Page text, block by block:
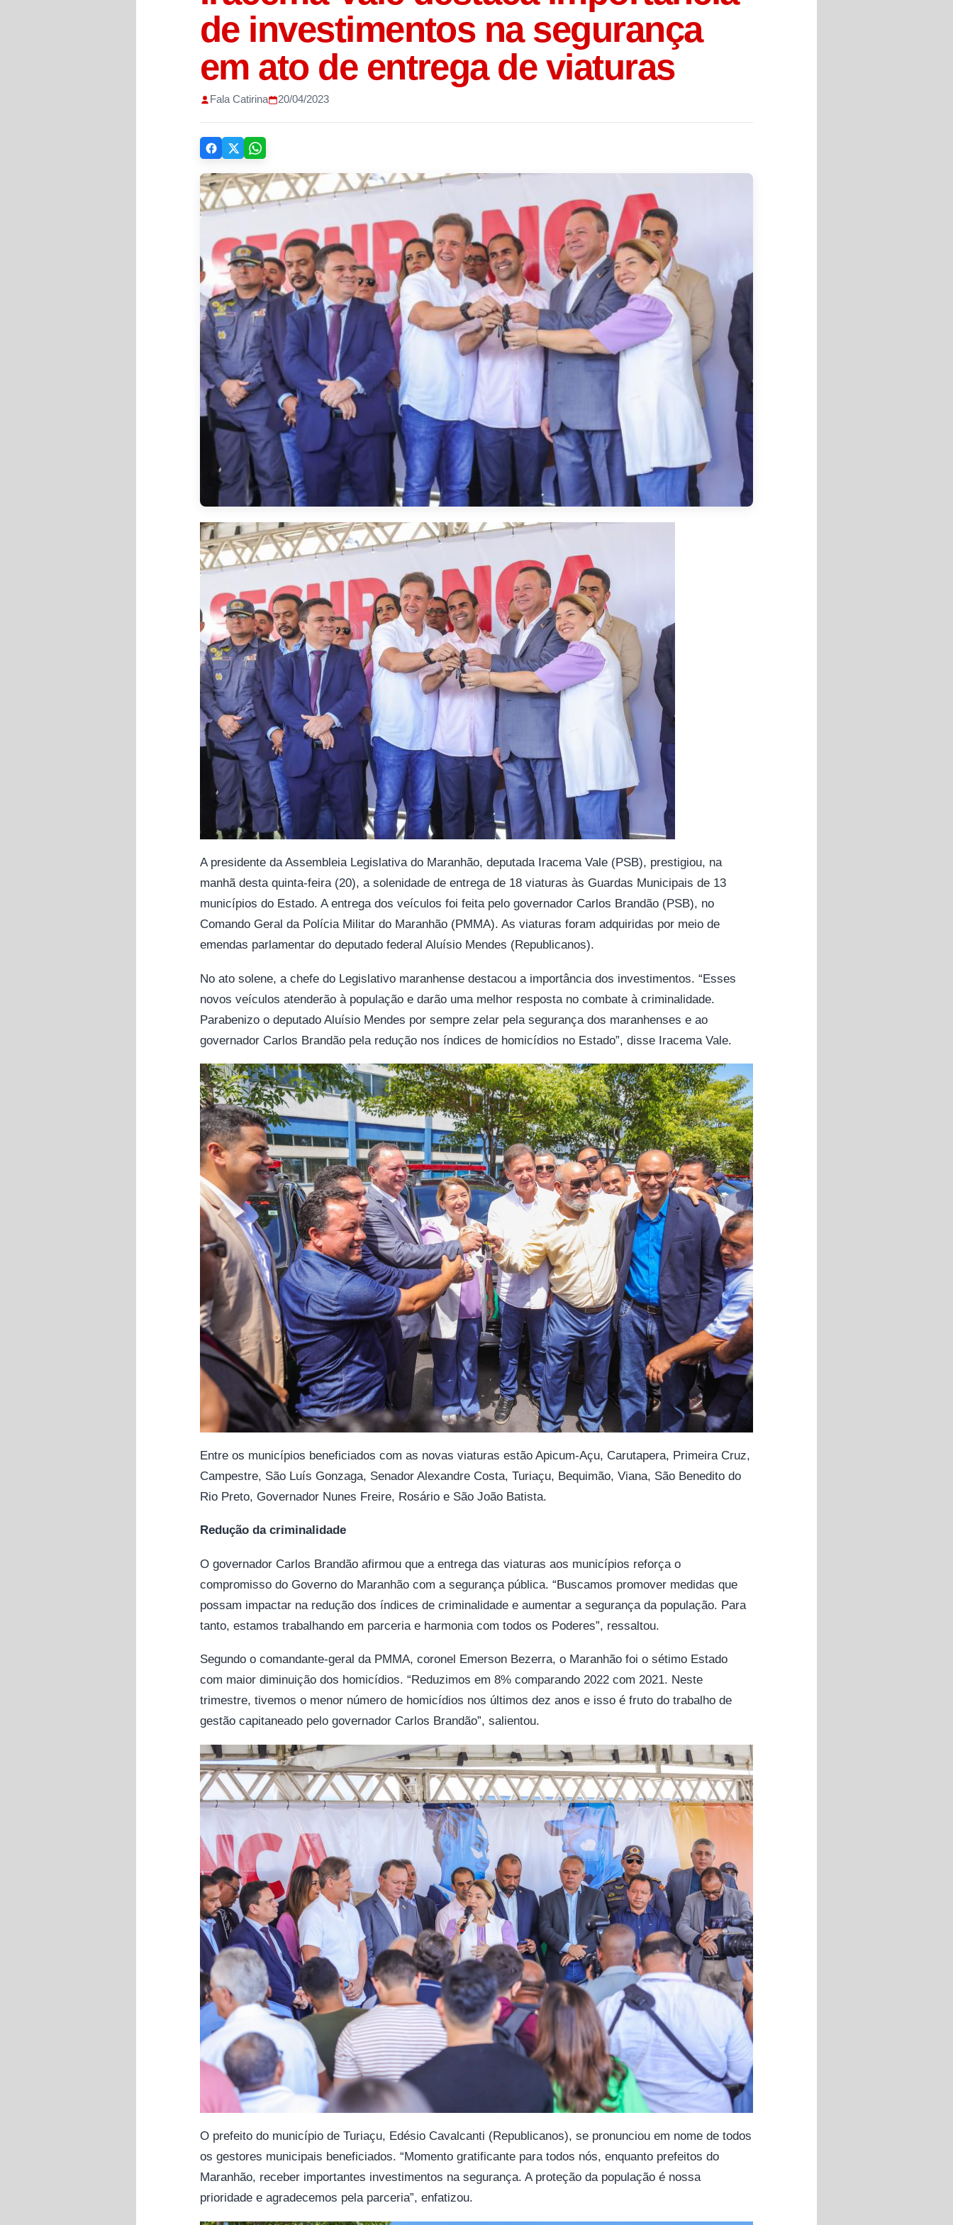
de investimentos na segurança
em ato de entrega de viaturas
Fala Catirina 20/04/2023
A presidente da Assembleia Legislativa do Maranhão, deputada Iracema Vale (PSB), prestigiou, na
manhã desta quinta-feira (20), a solenidade de entrega de 18 viaturas às Guardas Municipais de 13
municípios do Estado. A entrega dos veículos foi feita pelo governador Carlos Brandão (PSB), no
Comando Geral da Polícia Militar do Maranhão (PMMA). As viaturas foram adquiridas por meio de
emendas parlamentar do deputado federal Aluísio Mendes (Republicanos).
No ato solene, a chefe do Legislativo maranhense destacou a importância dos investimentos. “Esses
novos veículos atenderão à população e darão uma melhor resposta no combate à criminalidade.
Parabenizo o deputado Aluísio Mendes por sempre zelar pela segurança dos maranhenses e ao
governador Carlos Brandão pela redução nos índices de homicídios no Estado”, disse Iracema Vale.
Entre os municípios beneficiados com as novas viaturas estão Apicum-Açu, Carutapera, Primeira Cruz,
Campestre, São Luís Gonzaga, Senador Alexandre Costa, Turiaçu, Bequimão, Viana, São Benedito do
Rio Preto, Governador Nunes Freire, Rosário e São João Batista.
Redução da criminalidade
O governador Carlos Brandão afirmou que a entrega das viaturas aos municípios reforça o
compromisso do Governo do Maranhão com a segurança pública. “Buscamos promover medidas que
possam impactar na redução dos índices de criminalidade e aumentar a segurança da população. Para
tanto, estamos trabalhando em parceria e harmonia com todos os Poderes”, ressaltou.
Segundo o comandante-geral da PMMA, coronel Emerson Bezerra, o Maranhão foi o sétimo Estado
com maior diminuição dos homicídios. “Reduzimos em 8% comparando 2022 com 2021. Neste
trimestre, tivemos o menor número de homicídios nos últimos dez anos e isso é fruto do trabalho de
gestão capitaneado pelo governador Carlos Brandão”, salientou.
O prefeito do município de Turiaçu, Edésio Cavalcanti (Republicanos), se pronunciou em nome de todos
os gestores municipais beneficiados. “Momento gratificante para todos nós, enquanto prefeitos do
Maranhão, receber importantes investimentos na segurança. A proteção da população é nossa
prioridade e agradecemos pela parceria”, enfatizou.